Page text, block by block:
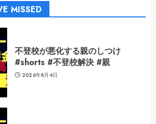
MISSED
不登校が悪化する親のしつけ
#shorts #不登校解決 #親
2026年8月4日